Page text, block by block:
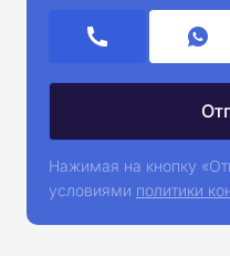
Нажимая на кнопку
условиями политики